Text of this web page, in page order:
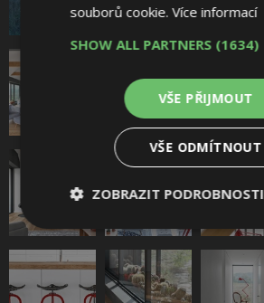
souborů cookie.Více informací
SHOW ALL PARTNERS
VŠE PŘIJMOUT
VŠE ODMÍTNOUT
ZOBRAZIT PODROBNOSTI
Nezbytně
nutné
soubory
Výkonové
soubory